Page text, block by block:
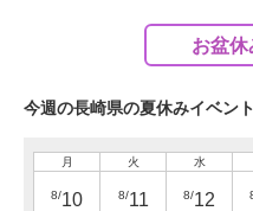
お盆
今週の長崎県の夏休みイベン
月
8/10
火
8/11
水
8/12